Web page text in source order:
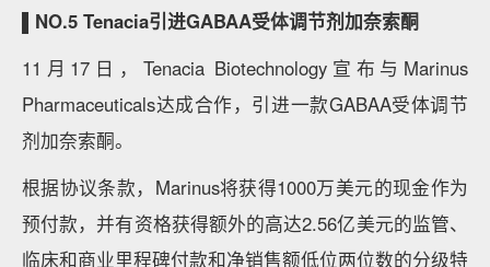
▌NO.5 Tenacia引进GABAA受体调节剂加奈索酮
11月17日，Tenacia Biotechnology宣布与Marinus
Pharmaceuticals达成合作，引进一款GABAA受体调节
剂加奈索酮。
根据协议条款，Marinus将获得1000万美元的现金作为
预付款，并有资格获得额外的高达2.56亿美元的监管、
临床和商业里程碑付款和净销售额低位两位数的分级特